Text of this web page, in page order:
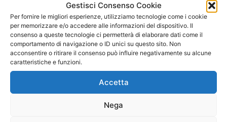
Gestisci Consenso Cookie
Per fornire le migliori esperienze, utilizziamo tecnologie come i cookie
per memorizzare e/o accedere alle informazioni del dispositivo. Il
consenso a queste tecnologie ci permetterà di elaborare dati come il
comportamento di navigazione o ID unici su questo sito. Non
acconsentire o ritirare il consenso può influire negativamente su alcune
caratteristiche e funzioni.
Accetta
Nega
biologica è disponibile anche in modalità di
pronto intervento, reperibile in qualsiasi
momento e giorno dell’anno, con la possibilità di
risolvere il problema spesso nel giro di poche
ore. L’impresa è fornita di autoveicoli dotati di
pompa aspiratrice e di sonda, in grado di
raggiungere anche luoghi di difficile accesso e
di provvedere rapidamente alla risoluzione del
problema che ha causato il blocco dello scarico